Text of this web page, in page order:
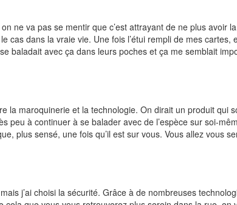
ne va pas se mentir que c’est attrayant de ne plus avoir
cas dans la vraie vie. Une fois l’étui rempli de mes
avec ça dans leurs poches et ça me semblait
la maroquinerie et la technologie. On dirait un produit qui
peu à continuer à se balader avec de l’espèce sur soi-
plus sensé, une fois qu’il est sur vous. Vous allez vous
j’ai choisi la sécurité. Grâce à de nombreuses